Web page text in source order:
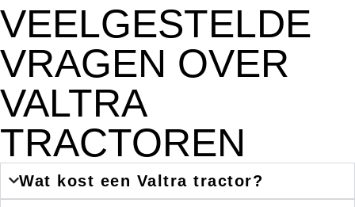
VEELGESTELDE
VRAGEN OVER
VALTRA
TRACTOREN
Wat kost een Valtra tractor?